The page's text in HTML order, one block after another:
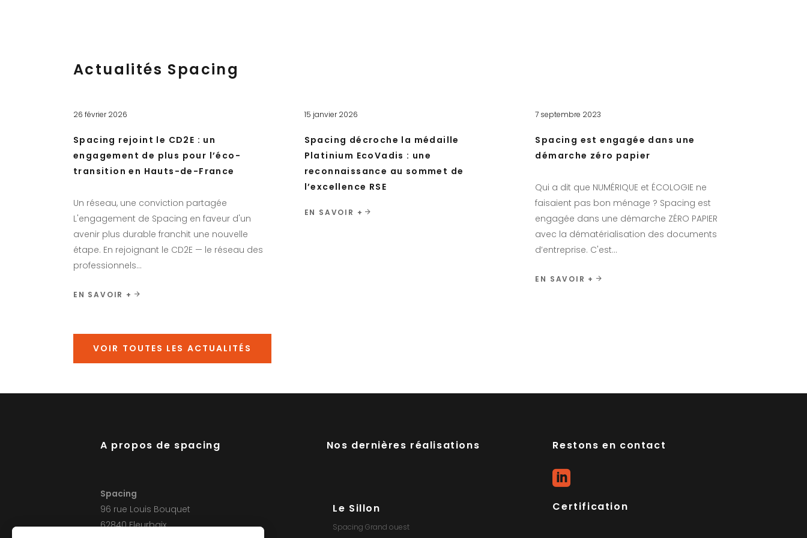
Actualités Spacing
26 février 2026
Spacing rejoint le CD2E : un
engagement de plus pour l’éco-
transition en Hauts-de-France
Un réseau, une conviction partagée
L'engagement de Spacing en faveur d'un
avenir plus durable franchit une nouvelle
étape. En rejoignant le CD2E — le réseau des
professionnels
EN SAVOIR +
15 janvier 2026
Spacing décroche la médaille
Platinium EcoVadis : une
reconnaissance au sommet de
l’excellence RSE
EN SAVOIR +
7 septembre 2023
Spacing est engagée dans une
démarche zéro papier
Qui a dit que NUMÉRIQUE et ÉCOLOGIE ne
faisaient pas bon ménage ? Spacing est
engagée dans une démarche ZÉRO PAPIER
avec la dématérialisation des documents
d’entreprise. C'est
EN SAVOIR +
VOIR TOUTES LES ACTUALITÉS
A propos de spacing
Spacing
96 rue Louis Bouquet
62840 Fleurbaix
Nos dernières réalisations
Lumiplan
Spacing Grand ouest Spacing Grand ouest
Bureaux Vivolum
Spacing Grand ouest
Cabinet CDK
Restons en contact
Certification